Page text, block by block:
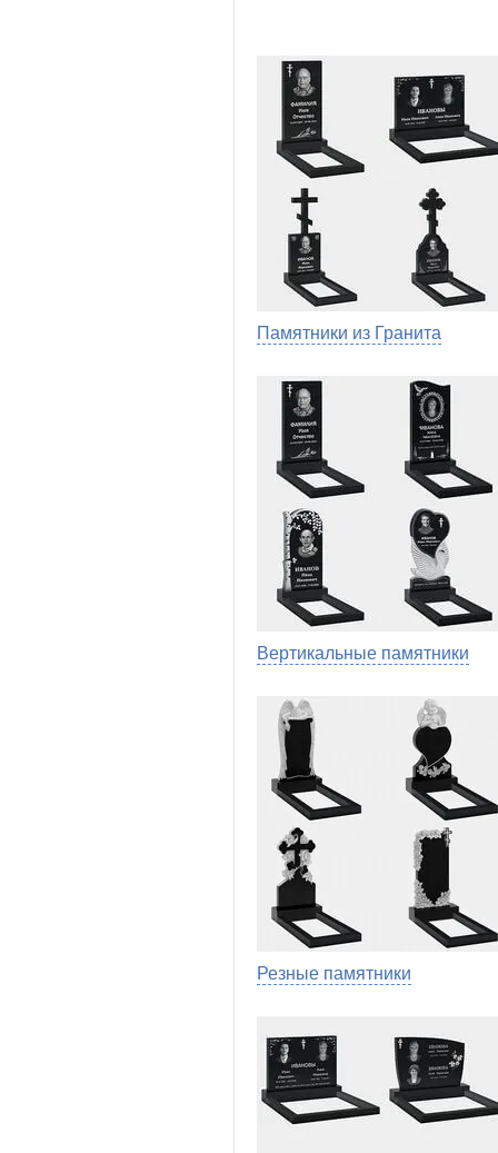
Памятники из Гранита
Вертикальные памятники
Резные памятники